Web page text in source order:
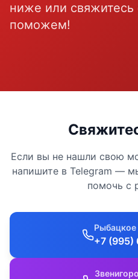
ниже или
поможем!
Если вы не нашли свою
напишите в Telegram —
помочь с
Рыбацкое
+7